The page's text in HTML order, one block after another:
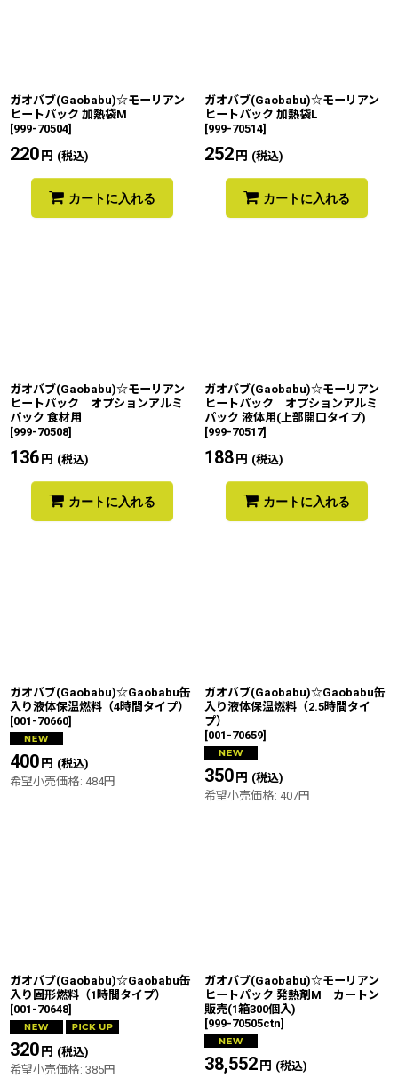
ガオバブ(Gaobabu)☆モーリアン
ヒートパック 加熱袋M
[999-70504]
220円 (税込)
カートに入れる
ガオバブ(Gaobabu)☆モーリアン
ヒートパック 加熱袋L
[999-70514]
252円 (税込)
カートに入れる
ガオバブ(Gaobabu)☆モーリアン
ヒートパック オプションアルミ
パック 食材用
[999-70508]
136円 (税込)
カートに入れる
ガオバブ(Gaobabu)☆モーリアン
ヒートパック オプションアルミ
パック 液体用(上部開口タイプ)
[999-70517]
188円 (税込)
カートに入れる
ガオバブ(Gaobabu)☆Gaobabu缶
入り液体保温燃料（4時間タイプ）
[001-70660]
400円 (税込)
希望小売価格: 484円
ガオバブ(Gaobabu)☆Gaobabu缶
入り液体保温燃料（2.5時間タイ
プ）
[001-70659]
350円 (税込)
希望小売価格: 407円
ガオバブ(Gaobabu)☆Gaobabu缶
入り固形燃料（1時間タイプ）
[001-70648]
320円 (税込)
希望小売価格: 385円
ガオバブ(Gaobabu)☆モーリアン
ヒートパック 発熱剤M カートン
販売(1箱300個入)
[999-70505ctn]
38,552円 (税込)